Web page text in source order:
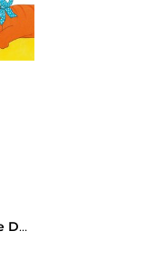
Vertelplaten Dikkie Dik Jarig!